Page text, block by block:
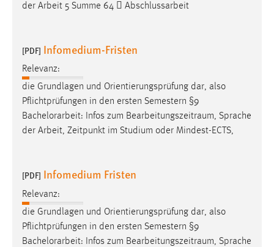
der Arbeit 5 Summe 64  Abschlussarbeit
[PDF] Infomedium-Fristen
Relevanz:
die Grundlagen und Orientierungsprüfung dar, also
Pflichtprüfungen in den ersten Semestern §9
Bachelorarbeit: Infos zum Bearbeitungszeitraum, Sprache
der Arbeit, Zeitpunkt im Studium oder Mindest-ECTS,
[PDF] Infomedium Fristen
Relevanz:
die Grundlagen und Orientierungsprüfung dar, also
Pflichtprüfungen in den ersten Semestern §9
Bachelorarbeit: Infos zum Bearbeitungszeitraum, Sprache
Name:
MibewSessionID, MIBEW_UserID, mibew_locale, mibew-
chat-frame-style-5e9dbeb1811c0446
Zweck:
Wird benötigt um die Chatfunktion nutzen zu können.
Jahre, MIBEW_UserID = 1 Jahr
Login
Name: